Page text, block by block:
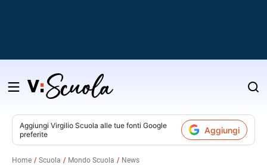
Salta
contenuto
Aggiungi Virgilio Scuola alle tue fonti Google
preferite
Aggiungi
Home Scuola Mondo Scuola News